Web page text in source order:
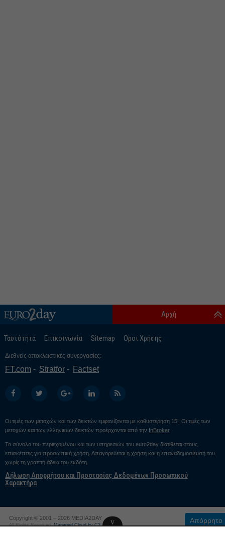
Ταυτότητα Επικοινωνία Sitemap Οροι Χρήσης
Αρχή
Διεθνείς αποκλειστικές συνεργασίες:
FT.com Stratfor Factset
Οι τιμές των μετοχών και των δεικτών εμφανίζονται με καθυστέρηση 15’. Οι τιμές των
μετοχών και των ελληνικών δεικτών προέρχονται από την InBroker
Το σύνολο του περιεχομένου και των υπηρεσιών του euro2day διατίθεται στους
επισκέπτες για προσωπική χρήση. Απαγορεύεται η χρήση και η επαναδημοσίευσή του
χωρίς τη γραπτή άδεια του εκδότη.
Δήλωση Απορρήτου και Προστασίας Δεδομένων Προσωπικού
Χαρακτήρα
Copyright © 2001 – 2026 MEDIA2DAY
All Rights Reserved.Managed Cloud by C2 v Απόρρητο